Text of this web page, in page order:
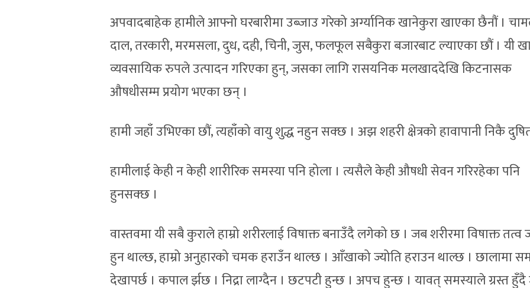
अपवादबाहेक हामीले आफ्नो घरबारीमा उब्जाउ गरेको अर्ग्यानिक खानेकुरा खाएका छैनौं ।
दाल, तरकारी, मरमसला, दुध, दही, चिनी, जुस, फलफूल सबैकुरा बजारबाट ल्याएका छौं । यी
व्यवसायिक रुपले उत्पादन गरिएका हुन्, जसका लागि रासयनिक मलखाददेखि किटनासक
औषधीसम्म प्रयोग भएका छन् ।
हामी जहाँ उभिएका छौं, त्यहाँको वायु शुद्ध नहुन सक्छ । अझ शहरी क्षेत्रको हावापानी निकै
हामीलाई केही न केही शारीरिक समस्या पनि होला । त्यसैले केही औषधी सेवन गरिरहेका पनि
हुनसक्छ ।
वास्तवमा यी सबै कुराले हाम्रो शरीरलाई विषाक्त बनाउँदै लगेको छ । जब शरीरमा विषाक्त तत्व
हुन थाल्छ, हाम्रो अनुहारको चमक हराउँन थाल्छ । आँखाको ज्योति हराउन थाल्छ । छालामा
देखापर्छ । कपाल र्झछ । निद्रा लाग्दैन । छटपटी हुन्छ । अपच हुन्छ । यावत् समस्याले ग्रस्त